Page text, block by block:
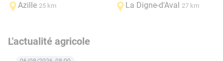
Azille 25 km La Digne-d'Aval 27 km
L'actualité agricole